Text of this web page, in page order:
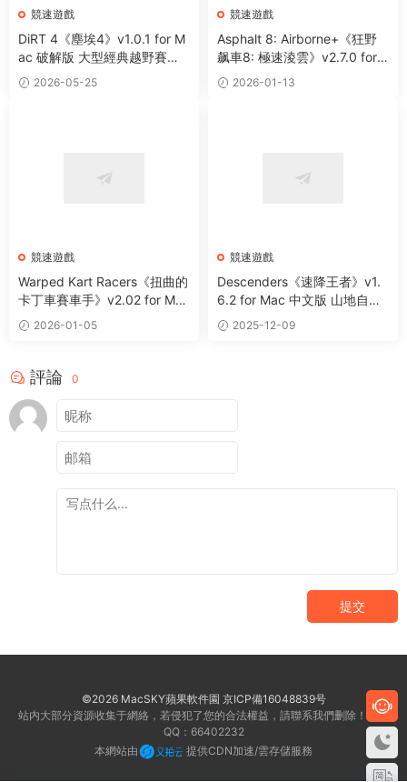
競速遊戲
DiRT 4《塵埃4》v1.0.1 for M
ac 破解版 大型經典越野賽車
競速類遊戲
2026-05-25
競速遊戲
Asphalt 8: Airborne+《狂野
飙車8: 極速淩雲》v2.7.0 for
Mac 中文版 火爆競速賽車遊
戲
2026-01-13
競速遊戲
Warped Kart Racers《扭曲的
卡丁車賽車手》v2.02 for Mac
中文版 卡丁車競速遊戲
2026-01-05
競速遊戲
Descenders《速降王者》v1.
6.2 for Mac 中文版 山地自行
車極限運動遊戲
2025-12-09
評論 0
提交
©2026 MacSKY蘋果軟件園 京ICP備16048839号
站内大部分資源收集于網絡，若侵犯了您的合法權益，請聯系我們删除！客服
QQ：66402232
本網站由
提供CDN加速/雲存儲服務